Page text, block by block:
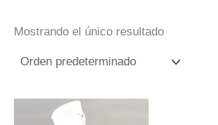
Mostrando el único resultado